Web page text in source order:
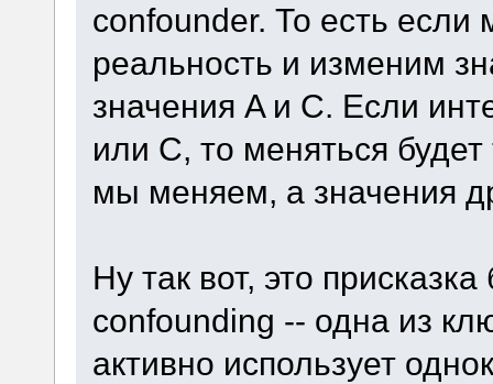
confounder. То есть
реальность и изменим
значения A и C. Если
или C, то меняться
мы меняем, а значения
Ну так вот, это
confounding -- одна из
активно использует